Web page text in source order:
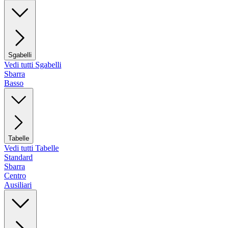
Sgabelli
Vedi tutti Sgabelli
Sbarra
Basso
Tabelle
Vedi tutti Tabelle
Standard
Sbarra
Centro
Ausiliari